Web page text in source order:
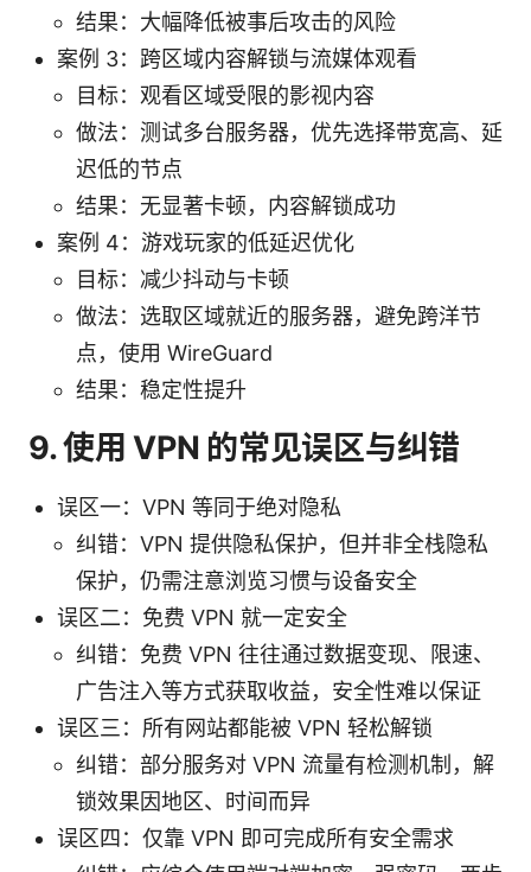
结果：大幅降低被事后攻击的风险
案例 3：跨区域内容解锁与流媒体观看
目标：观看区域受限的影视内容
做法：测试多台服务器，优先选择带宽高、延
迟低的节点
结果：无显著卡顿，内容解锁成功
案例 4：游戏玩家的低延迟优化
目标：减少抖动与卡顿
做法：选取区域就近的服务器，避免跨洋节
点，使用 WireGuard
结果：稳定性提升
9. 使用 VPN 的常见误区与纠错
误区一：VPN 等同于绝对隐私
纠错：VPN 提供隐私保护，但并非全栈隐私
保护，仍需注意浏览习惯与设备安全
误区二：免费 VPN 就一定安全
纠错：免费 VPN 往往通过数据变现、限速、
广告注入等方式获取收益，安全性难以保证
误区三：所有网站都能被 VPN 轻松解锁
纠错：部分服务对 VPN 流量有检测机制，解
锁效果因地区、时间而异
误区四：仅靠 VPN 即可完成所有安全需求